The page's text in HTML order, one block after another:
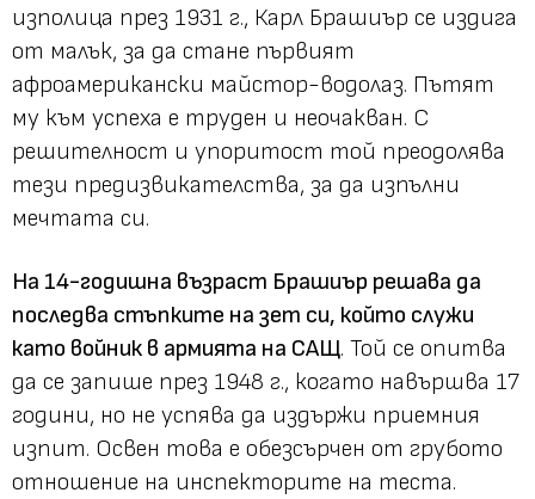
изполица през 1931 г., Карл Брашиър се издига
от малък, за да стане първият
афроамерикански майстор-водолаз. Пътят
му към успеха е труден и неочакван. С
решителност и упоритост той преодолява
тези предизвикателства, за да изпълни
мечтата си.
На 14-годишна възраст Брашиър решава да
последва стъпките на зет си, който служи
като войник в армията на САЩ. Той се опитва
да се запише през 1948 г., когато навършва 17
години, но не успява да издържи приемния
изпит. Освен това е обезсърчен от грубото
отношение на инспекторите на теста.